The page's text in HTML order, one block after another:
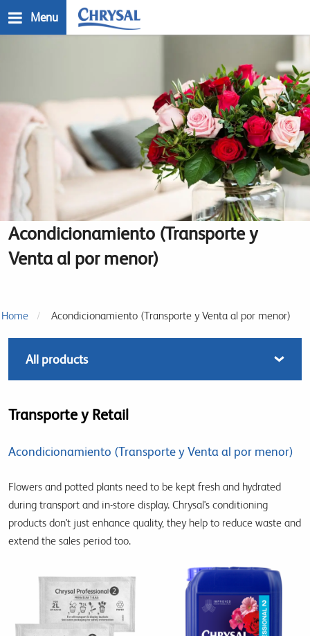
to
Menu
Acondicionamiento (Transporte y
Venta al por menor)
Home Acondicionamiento (Transporte y Venta al por menor)
Transporte y Retail
Acondicionamiento (Transporte y Venta al por menor)
Flowers and potted plants need to be kept fresh and hydrated
during transport and in-store display. Chrysal's conditioning
products don't just enhance quality, they help to reduce waste and
extend the sales period too.